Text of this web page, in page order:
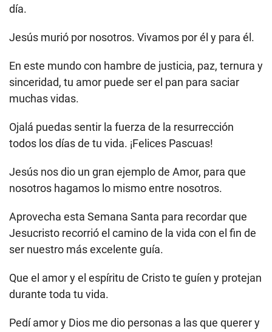
día.
Jesús murió por nosotros. Vivamos por él y para él.
En este mundo con hambre de justicia, paz, ternura y
sinceridad, tu amor puede ser el pan para saciar
muchas vidas.
Ojalá puedas sentir la fuerza de la resurrección
todos los días de tu vida. ¡Felices Pascuas!
Jesús nos dio un gran ejemplo de Amor, para que
nosotros hagamos lo mismo entre nosotros.
Aprovecha esta Semana Santa para recordar que
Jesucristo recorrió el camino de la vida con el fin de
ser nuestro más excelente guía.
Que el amor y el espíritu de Cristo te guíen y protejan
durante toda tu vida.
Pedí amor y Dios me dio personas a las que querer y